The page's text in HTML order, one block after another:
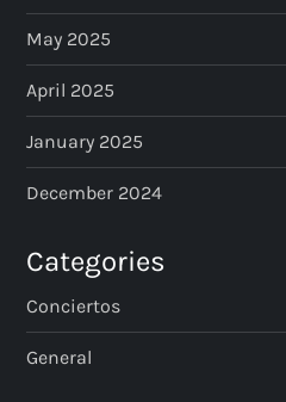
May 2025
April 2025
January 2025
December 2024
Categories
Conciertos
General